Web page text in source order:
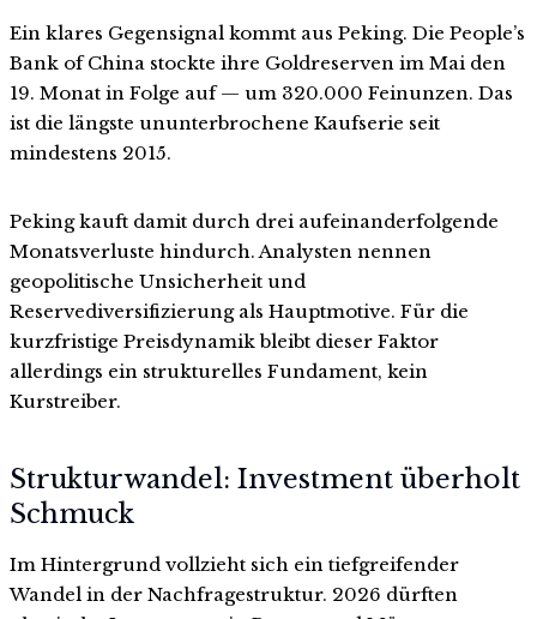
Ein klares Gegensignal kommt aus Peking. Die People’s
Bank of China stockte ihre Goldreserven im Mai den
19. Monat in Folge auf — um 320.000 Feinunzen. Das
ist die längste ununterbrochene Kaufserie seit
mindestens 2015.
Peking kauft damit durch drei aufeinanderfolgende
Monatsverluste hindurch. Analysten nennen
geopolitische Unsicherheit und
Reservediversifizierung als Hauptmotive. Für die
kurzfristige Preisdynamik bleibt dieser Faktor
allerdings ein strukturelles Fundament, kein
Kurstreiber.
Strukturwandel: Investment überholt
Schmuck
Im Hintergrund vollzieht sich ein tiefgreifender
Wandel in der Nachfragestruktur. 2026 dürften